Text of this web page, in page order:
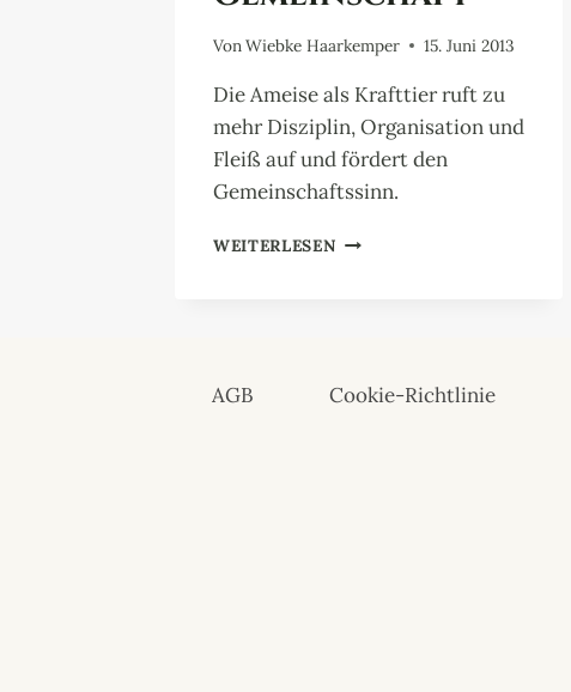
VonWiebke Haarkemper 15. Juni 2013
Die Ameise als Krafttier ruft zu
mehr Disziplin, Organisation und
Fleiß auf und fördert den
Gemeinschaftssinn.
WEITERLESEN KRAFTTIER
AGB Cookie-Richtlinie